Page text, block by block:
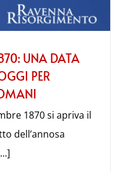
UNA DATA
PER
1870 si apriva il
dell’annosa